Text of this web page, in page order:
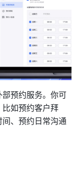
预约服务。你可
如预约客户拜
、预约日常沟通